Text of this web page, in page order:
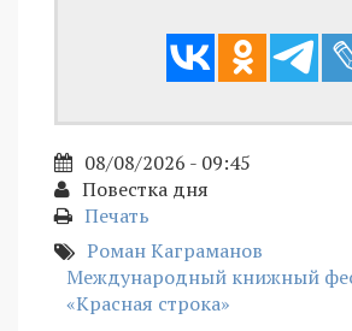
08/08/2026 - 09:45
Повестка дня
Печать
Роман Каграманов
Международный книжный
«Красная строка»